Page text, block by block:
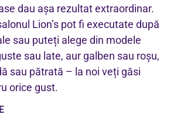
dau așa rezultat extraordinar.
Lion’s pot fi executate după
sau puteți alege din modele
sau late, aur galben sau roșu,
sau pătrată – la noi veți găsi
orice gust.